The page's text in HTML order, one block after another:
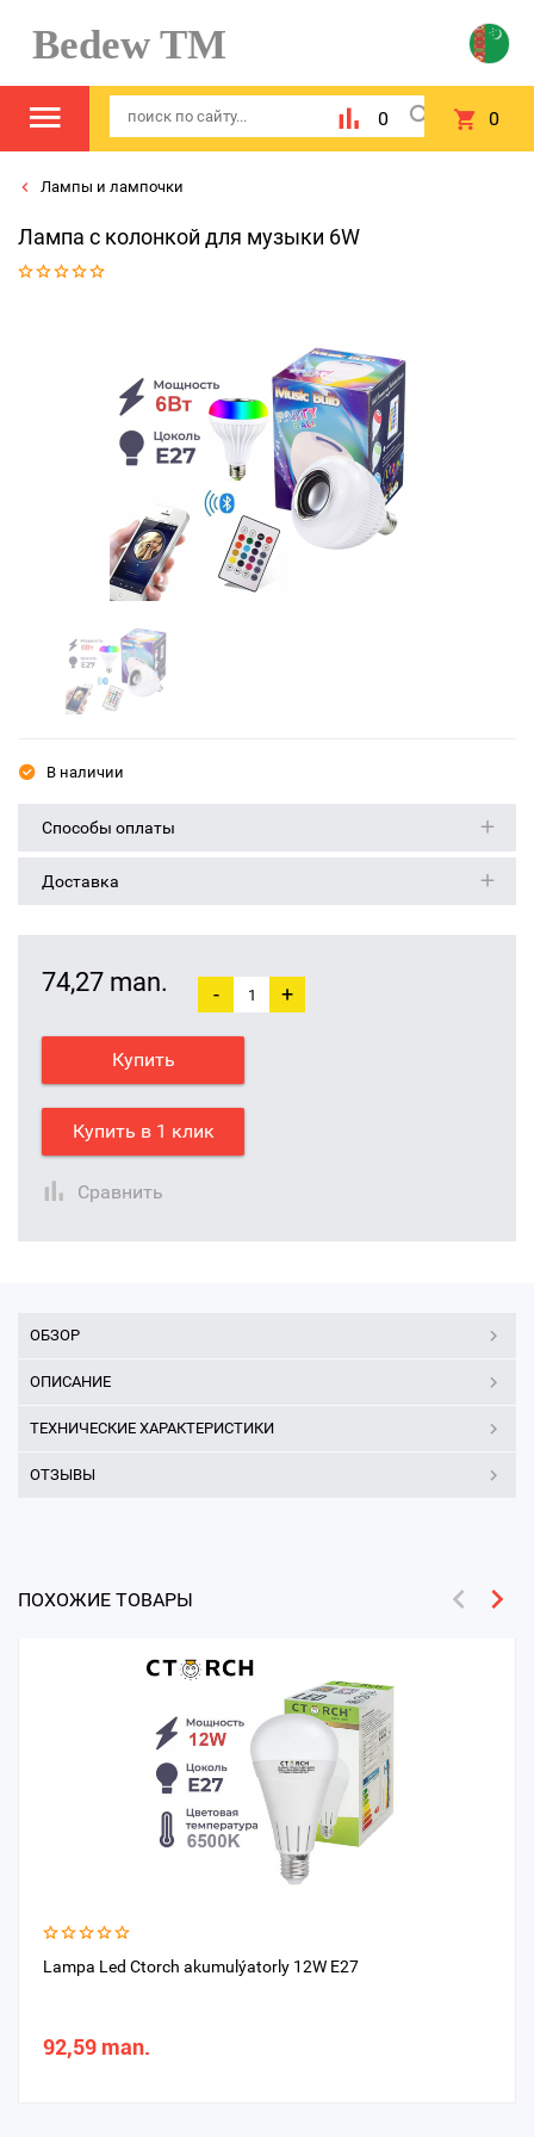
Bedew TM
0 0
Лампы и лампочки
Лампа с колонкой для музыки 6W
В наличии
Способы оплаты
Доставка
74,27 man. - +
Купить
Купить в 1 клик
Сравнить
ОБЗОР
ОПИСАНИЕ
ТЕХНИЧЕСКИЕ ХАРАКТЕРИСТИКИ
ОТЗЫВЫ
ПОХОЖИЕ ТОВАРЫ
Lampa Led Ctorch akumulýatorly 12W E27
92,59 man.